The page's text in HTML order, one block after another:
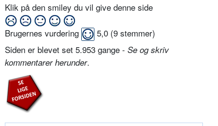
Klik på den smiley du vil give denne side
Brugernes vurdering 5,0 (9 stemmer)
Siden er blevet set 5.953 gange - Se og skriv
kommentarer herunder.